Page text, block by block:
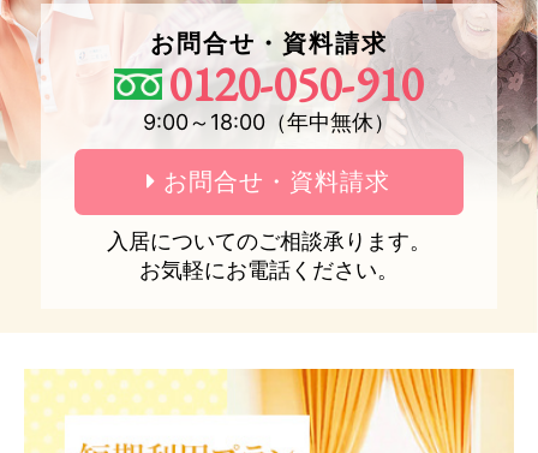
お問合せ・資料請求
0120-050-910
9:00～18:00（年中無休）
お問合せ・資料請求
入居についてのご相談承ります。
お気軽にお電話ください。